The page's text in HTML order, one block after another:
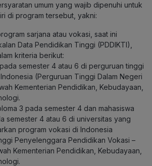
umum yang wajib dipenuhi untuk
di program tersebut, yakni:
sarjana atau vokasi, saat ini
Data Pendidikan Tinggi (PDDIKTI),
kriteria berikut:
pada semester 4 atau 6 di perguruan tinggi
(Perguruan Tinggi Dalam Negeri
Kementerian Pendidikan, Kebudayaan,
3 pada semester 4 dan mahasiswa
semester 4 atau 6 di universitas yang
program vokasi di Indonesia
Penyelenggara Pendidikan Vokasi –
Kementerian Pendidikan, Kebudayaan,